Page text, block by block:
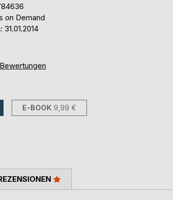
on Demand
Bewertungen
E-BOOK 9,99 €